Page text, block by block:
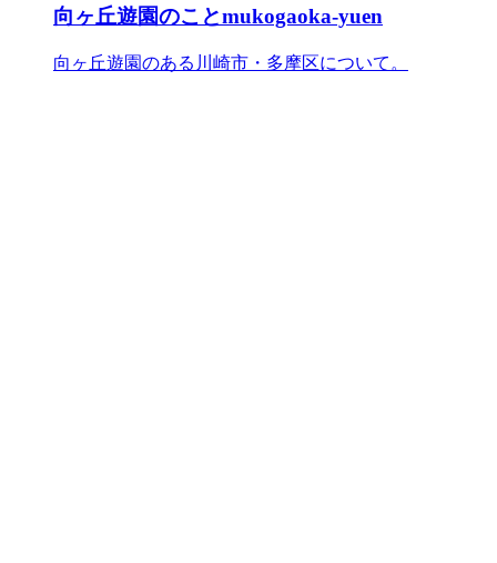
向ヶ丘遊園のことmukogaoka-yuen
向ヶ丘遊園のある川崎市・多摩区について。